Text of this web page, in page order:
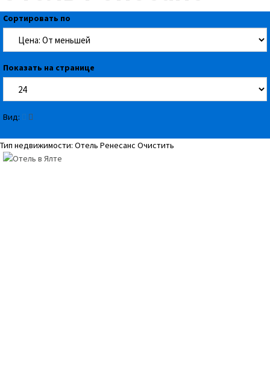
Сортировать по
Показать на странице
Вид:
Тип недвижимости: Отель Ренесанс Очистить